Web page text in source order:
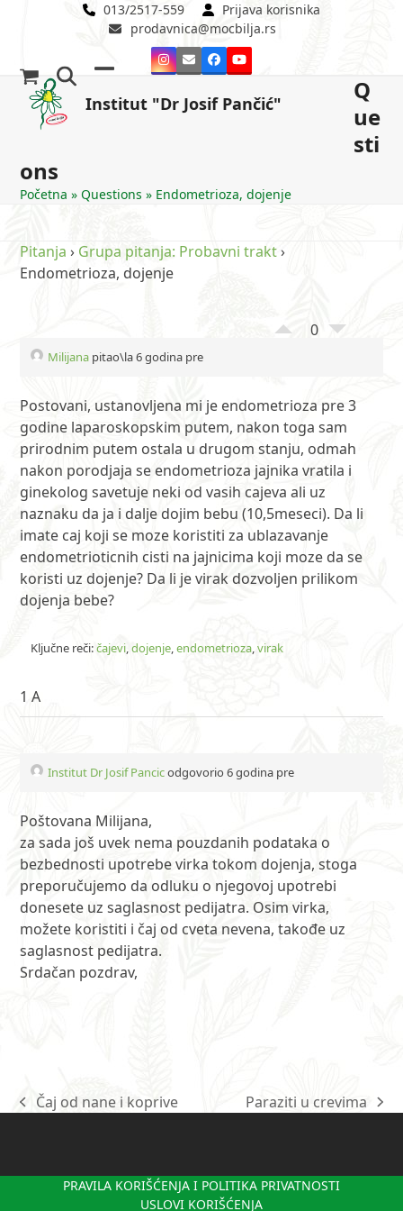
013/2517-559
Prijava korisnika
prodavnica@mocbilja.rs
Instagram
EmailFacebookYouTube
Institut "Dr Josif Pančić"
mobile
mobile
Q
ue
sti
ons
Početna »Questions » Endometrioza, dojenje
Pitanja › Grupa pitanja: Probavni trakt›
Endometrioza, dojenje
0
Milijana pitao\la 6 godina pre
Postovani, ustanovljena mi je endometrioza pre 3
godine laparoskopskim putem, nakon toga sam
prirodnim putem ostala u drugom stanju, odmah
nakon porodjaja se endometrioza jajnika vratila i
ginekolog savetuje neki od vasih cajeva ali uz
naznaku da ja i dalje dojim bebu (10,5meseci). Da li
imate caj koji se moze koristiti za ublazavanje
endometrioticnih cisti na jajnicima koji moze da se
koristi uz dojenje? Da li je virak dozvoljen prilikom
dojenja bebe?
Ključne reči:čajevi,dojenje,endometrioza,virak
1 A
Institut Dr Josif Pancicodgovorio 6 godina pre
Poštovana Milijana,
za sada još uvek nema pouzdanih podataka o
bezbednosti upotrebe virka tokom dojenja, stoga
preporučujemo da odluku o njegovoj upotrebi
donesete uz saglasnost pedijatra. Osim virka,
možete koristiti i čaj od cveta nevena, takođe uz
saglasnost pedijatra.
Srdačan pozdrav,
previous
Čaj od nane i koprive
next
Paraziti u crevima
PRAVILA KORIŠĆENJA I POLITIKA PRIVATNOSTI
USLOVI KORIŠĆENJA